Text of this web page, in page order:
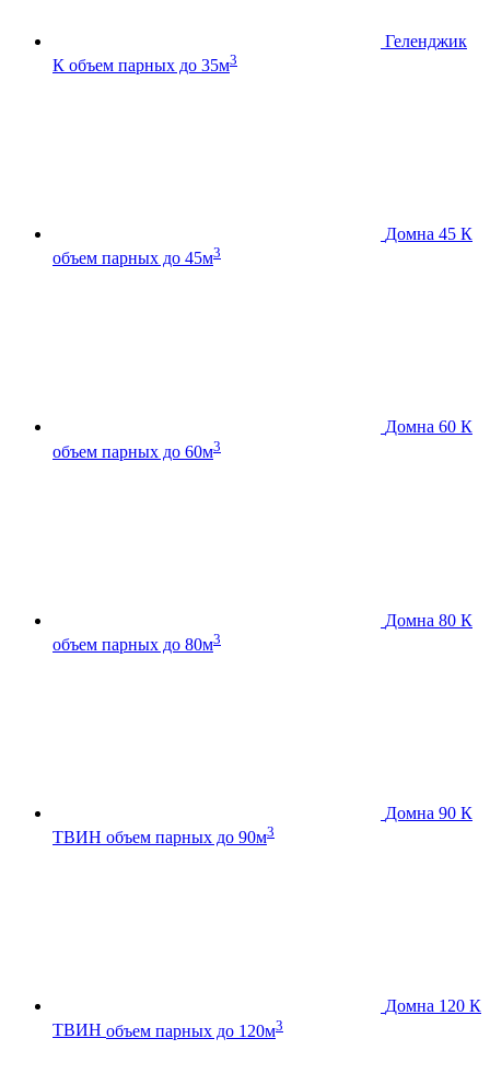
Геленджик
К объем парных до 35м3
Домна 45 К
объем парных до 45м3
Домна 60 К
объем парных до 60м3
Домна 80 К
объем парных до 80м3
Домна 90 К
ТВИН объем парных до 90м3
Домна 120 К
ТВИН объем парных до 120м3